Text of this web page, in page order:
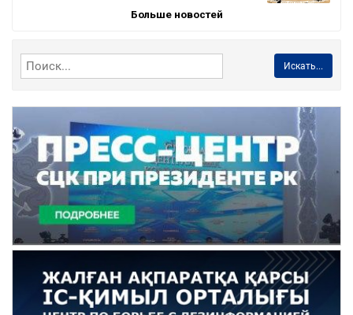
Больше новостей
Искать...